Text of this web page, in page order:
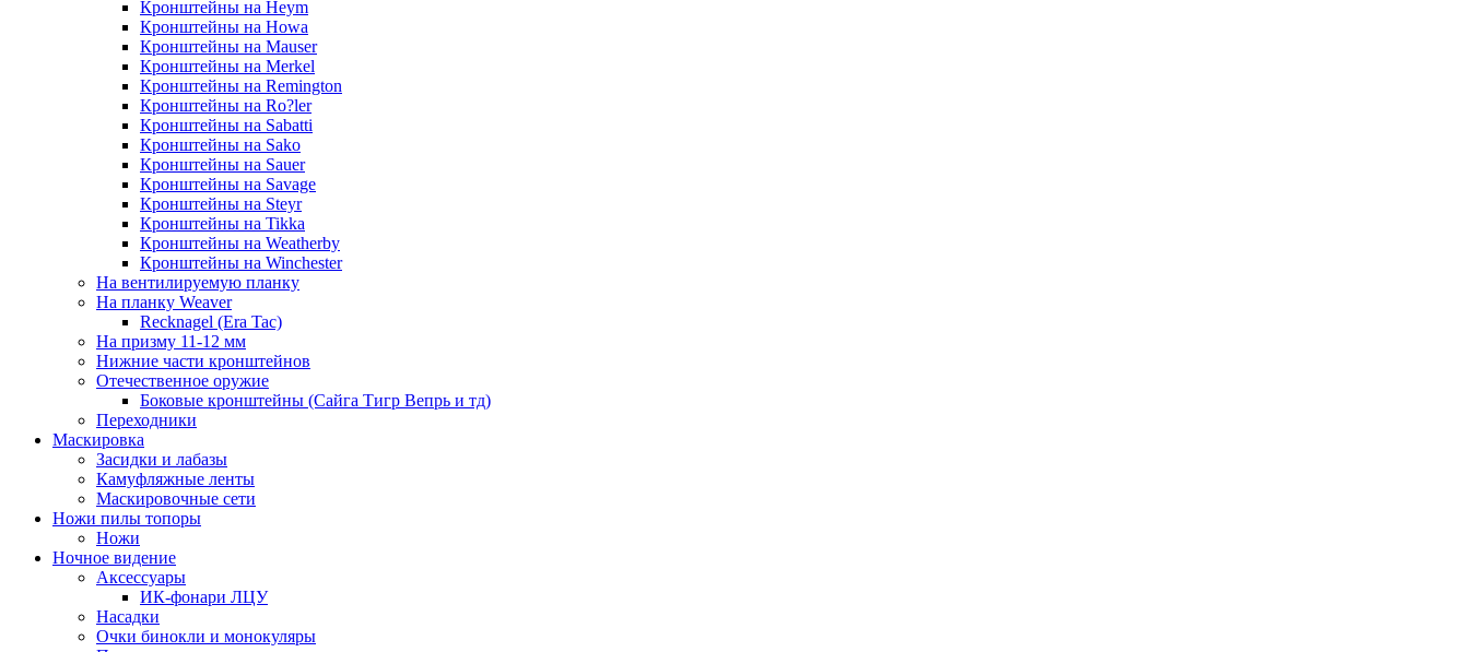
Кронштейны на Heym
Кронштейны на Howa
Кронштейны на Mauser
Кронштейны на Merkel
Кронштейны на Remington
Кронштейны на Ro?ler
Кронштейны на Sabatti
Кронштейны на Sako
Кронштейны на Sauer
Кронштейны на Savage
Кронштейны на Steyr
Кронштейны на Tikka
Кронштейны на Weatherby
Кронштейны на Winchester
На вентилируемую планку
На планку Weaver
Recknagel (Era Tac)
На призму 11-12 мм
Нижние части кронштейнов
Отечественное оружие
Боковые кронштейны (Сайга Тигр Вепрь и тд)
Переходники
Маскировка
Засидки и лабазы
Камуфляжные ленты
Маскировочные сети
Ножи пилы топоры
Ножи
Ночное видение
Аксессуары
ИК-фонари ЛЦУ
Насадки
Очки бинокли и монокуляры